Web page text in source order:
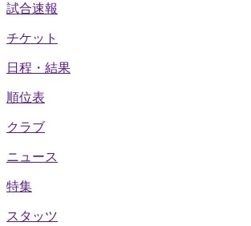
試合速報
チケット
日程・結果
順位表
クラブ
ニュース
特集
スタッツ